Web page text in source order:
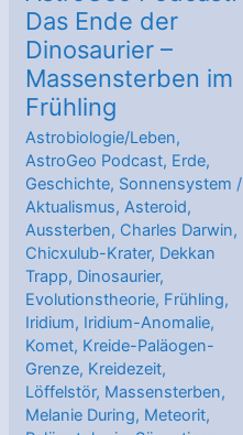
Das Ende der
Dinosaurier –
Massensterben im
Frühling
Astrobiologie/Leben,
AstroGeo Podcast, Erde,
Geschichte, Sonnensystem /
Aktualismus,Asteroid,
Aussterben, Charles Darwin,
Chicxulub-Krater, Dekkan
Trapp, Dinosaurier,
Evolutionstheorie, Frühling,
Iridium, Iridium-Anomalie,
Komet, Kreide-Paläogen-
Grenze, Kreidezeit,
Löffelstör, Massensterben,
Melanie During, Meteorit,